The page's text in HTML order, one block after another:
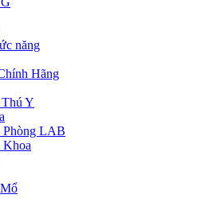
năng
Hãng
Y
Phòng LAB